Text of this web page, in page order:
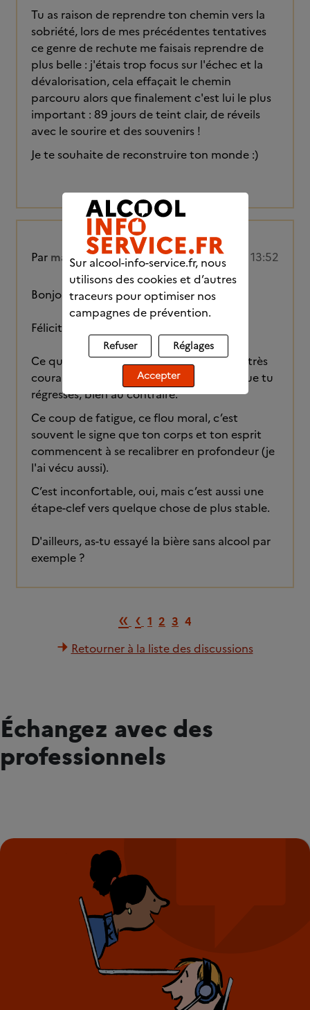
Tu as raison de reprendre ton chemin vers la
sobriété, lors de mes précédentes tentatives
ce genre de rechute me faisais reprendre de
plus belle : j'étais trop focus sur l'échec et la
dévalorisation, cela effaçait le chemin
parcouru alors que finalement c'est lui le plus
important : 89 jours de teint clair, de réveils
avec le sourire et des souvenirs !
Je te souhaite de reconstruire ton monde :)
Par maxdupreetduchamp 05/05/2025 à 13:52
Bonjour Osana,
Félicitations à toi :)
Ce que tu as vécu autour du 10e jour est très
courant, et ça ne veut surtout pas dire que tu
régresses, bien au contraire.
Ce coup de fatigue, ce flou moral, c’est
souvent le signe que ton corps et ton esprit
commencent à se recalibrer en profondeur (je
l'ai vécu aussi).
C’est inconfortable, oui, mais c’est aussi une
étape-clef vers quelque chose de plus stable.
D'ailleurs, as-tu essayé la bière sans alcool par
exemple ?
Première page
« Page précédente
‹ 1 2 3 4
Retourner à la liste des discussions
Échangez avec des
professionnels
Sur alcool-info-service.fr, nous
utilisons des cookies et d’autres
traceurs pour optimiser nos
campagnes de prévention.
Refuser Réglages
Accepter